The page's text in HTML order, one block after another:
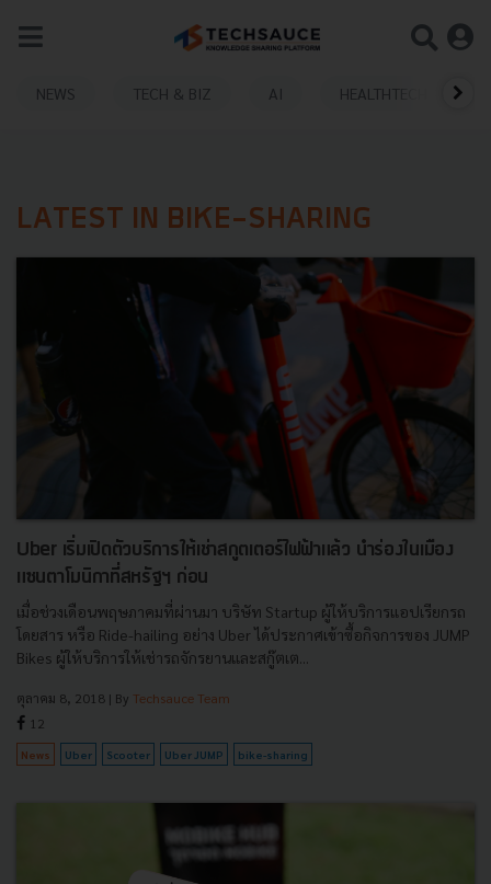
NEWS TECH & BIZ AI HEALTHTECH
LATEST IN BIKE-SHARING
Uber เริ่มเปิดตัวบริการให้เช่าสกูตเตอร์ไฟฟ้าแล้ว นำร่องในเมือง
แซนตาโมนิกาที่สหรัฐฯ ก่อน
เมื่อช่วงเดือนพฤษภาคมที่ผ่านมา บริษัท Startup ผู้ให้บริการแอปเรียกรถ
โดยสาร หรือ Ride-hailing อย่าง Uber ได้ประกาศเข้าซื้อกิจการของ JUMP
Bikes ผู้ให้บริการให้เช่ารถจักรยานและสกู๊ตเต...
ตุลาคม 8, 2018 | By Techsauce Team
12
News Uber Scooter Uber JUMP bike-sharing